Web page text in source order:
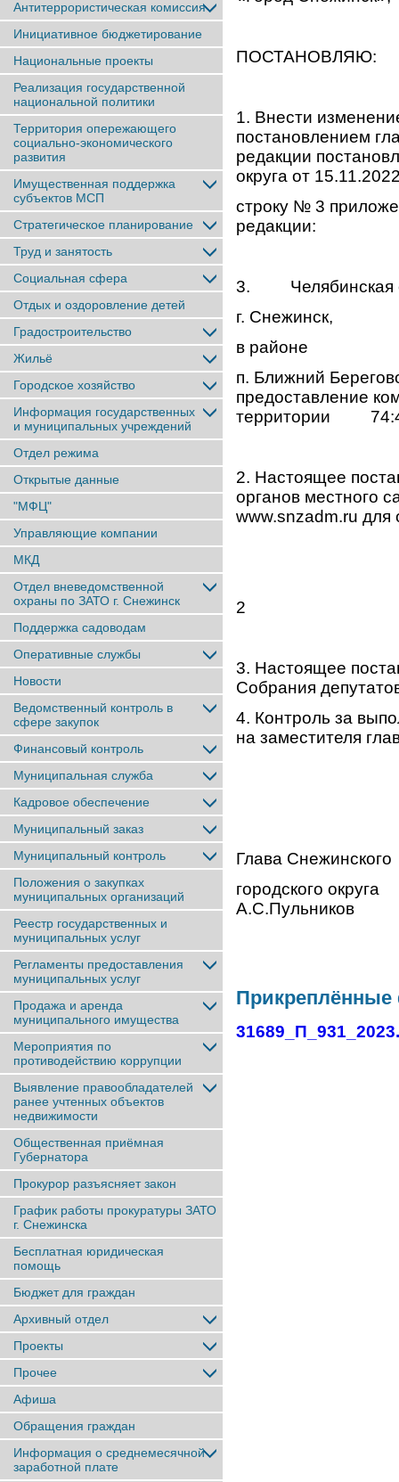
Антитеррористическая комиссия
Инициативное бюджетирование
Национальные проекты
Реализация государственной
национальной политики
Территория опережающего
социально-экономического
развития
Имущественная поддержка
субъектов МСП
Стратегическое планирование
Труд и занятость
Социальная сфера
Отдых и оздоровление детей
Градостроительство
Жильё
Городское хозяйство
Информация государственных
и муниципальных учреждений
Отдел режима
Открытые данные
"МФЦ"
Управляющие компании
МКД
Отдел вневедомственной
охраны по ЗАТО г. Снежинск
Поддержка садоводам
Оперативные службы
Новости
Ведомственный контроль в
сфере закупок
Финансовый контроль
Муниципальная служба
Кадровое обеспечение
Муниципальный заказ
Муниципальный контроль
Положения о закупках
муниципальных организаций
Реестр государственных и
муниципальных услуг
Регламенты предоставления
муниципальных услуг
Продажа и аренда
муниципального имущества
Мероприятия по
противодействию коррупции
Выявление правообладателей
ранее учтенныx объектов
недвижимости
Общественная приёмная
Губернатора
Прокурор разъясняет закон
График работы прокуратуры ЗАТО
г. Снежинска
Бесплатная юридическая
помощь
Бюджет для граждан
Архивный отдел
Проекты
Прочее
Афиша
Обращения граждан
Информация о среднемесячной
заработной плате
ПОСТАНОВЛЯЮ:
1. Внести
постановлением
редакции
округа от
строку № 3
редакции:
3. Челябинская
г. Снежинск,
в районе
п. Ближний
предоставление
территории
2. Настоящее
органов местного
www.snzadm.ru для
2
3. Настоящее
Собрания
4. Контроль за
на заместителя
Глава Снежинского
А.С.Пульников